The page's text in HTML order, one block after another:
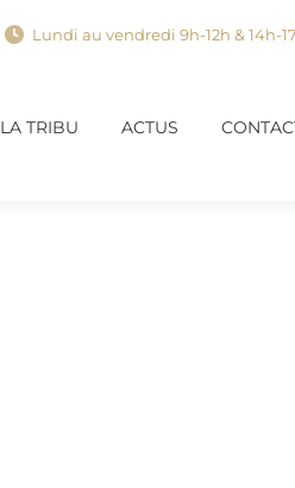
Lundi au vendredi 9h-12h & 14h-
LA TRIBU ACTUS